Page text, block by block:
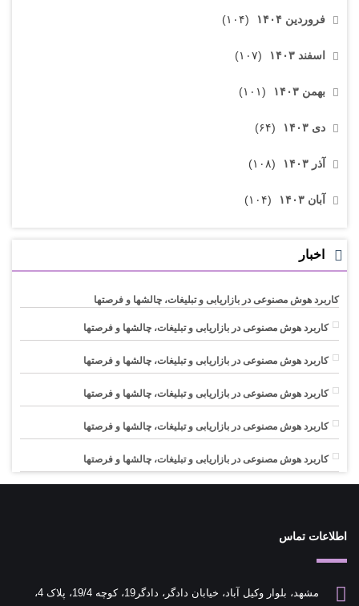
فروردین ۱۴۰۴ (۱۰۴)
اسفند ۱۴۰۳ (۱۰۷)
بهمن ۱۴۰۳ (۱۰۱)
دی ۱۴۰۳ (۶۴)
آذر ۱۴۰۳ (۱۰۸)
آبان ۱۴۰۳ (۱۰۴)
اخبار
کاربرد هوش مصنوعی در بازاریابی و تبلیغات، چالشها و فرصتها
کاربرد هوش مصنوعی در بازاریابی و تبلیغات، چالشها و فرصتها
کاربرد هوش مصنوعی در بازاریابی و تبلیغات، چالشها و فرصتها
کاربرد هوش مصنوعی در بازاریابی و تبلیغات، چالشها و فرصتها
کاربرد هوش مصنوعی در بازاریابی و تبلیغات، چالشها و فرصتها
کاربرد هوش مصنوعی در بازاریابی و تبلیغات، چالشها و فرصتها
اطلاعات تماس
مشهد، بلوار وکیل آباد، خیابان دادگر، دادگر19، کوچه 19/4، پلاک 4،